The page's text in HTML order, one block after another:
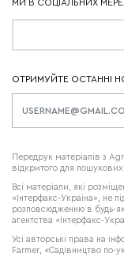
ОТРИМУЙТЕ ОСТАННІ
Передрук матеріалів з
відкритого для
Всі матеріали, які
«Інтерфакс-Україна», не
розповсюдженню в будь-
агентства «Інтерфакс-
Усі авторські права на
Farmer, «Садівництво по-